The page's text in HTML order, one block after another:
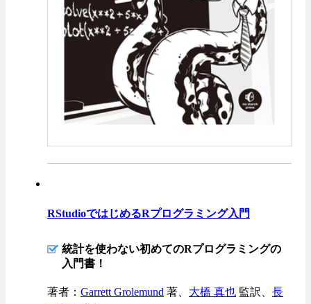
RStudioではじめるRプログラミング入門
統計を使わない初めてのRプログラミングの
入門書！
著者： Garrett Grolemund 著、 大橋 真也 監訳、 長